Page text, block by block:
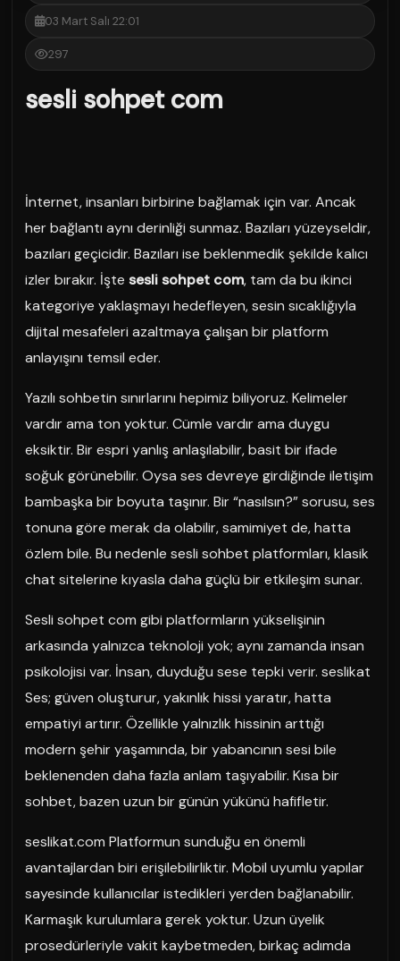
03 Mart Salı 22:01
297
sesli sohpet com
İnternet, insanları birbirine bağlamak için var. Ancak
her bağlantı aynı derinliği sunmaz. Bazıları yüzeyseldir,
bazıları geçicidir. Bazıları ise beklenmedik şekilde kalıcı
izler bırakır. İşte sesli sohpet com, tam da bu ikinci
kategoriye yaklaşmayı hedefleyen, sesin sıcaklığıyla
dijital mesafeleri azaltmaya çalışan bir platform
anlayışını temsil eder.
Yazılı sohbetin sınırlarını hepimiz biliyoruz. Kelimeler
vardır ama ton yoktur. Cümle vardır ama duygu
eksiktir. Bir espri yanlış anlaşılabilir, basit bir ifade
soğuk görünebilir. Oysa ses devreye girdiğinde iletişim
bambaşka bir boyuta taşınır. Bir “nasılsın?” sorusu, ses
tonuna göre merak da olabilir, samimiyet de, hatta
özlem bile. Bu nedenle sesli sohbet platformları, klasik
chat sitelerine kıyasla daha güçlü bir etkileşim sunar.
Sesli sohpet com gibi platformların yükselişinin
arkasında yalnızca teknoloji yok; aynı zamanda insan
psikolojisi var. İnsan, duyduğu sese tepki verir. seslikat
Ses; güven oluşturur, yakınlık hissi yaratır, hatta
empatiyi artırır. Özellikle yalnızlık hissinin arttığı
modern şehir yaşamında, bir yabancının sesi bile
beklenenden daha fazla anlam taşıyabilir. Kısa bir
sohbet, bazen uzun bir günün yükünü hafifletir.
seslikat.com Platformun sunduğu en önemli
avantajlardan biri erişilebilirliktir. Mobil uyumlu yapılar
sayesinde kullanıcılar istedikleri yerden bağlanabilir.
Karmaşık kurulumlara gerek yoktur. Uzun üyelik
prosedürleriyle vakit kaybetmeden, birkaç adımda